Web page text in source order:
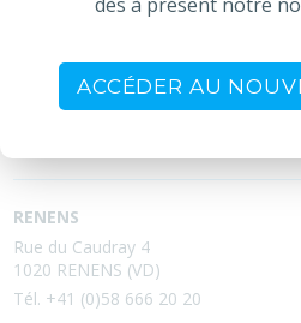
ACCÉDER AU
SIERRE (SIEGE SOCIAL)
Technopôle 1
3960 SIERRE (VS)
RENENS
Rue du Caudray 4
1020 RENENS (VD)
Tél. +41 (0)58 666 20 20